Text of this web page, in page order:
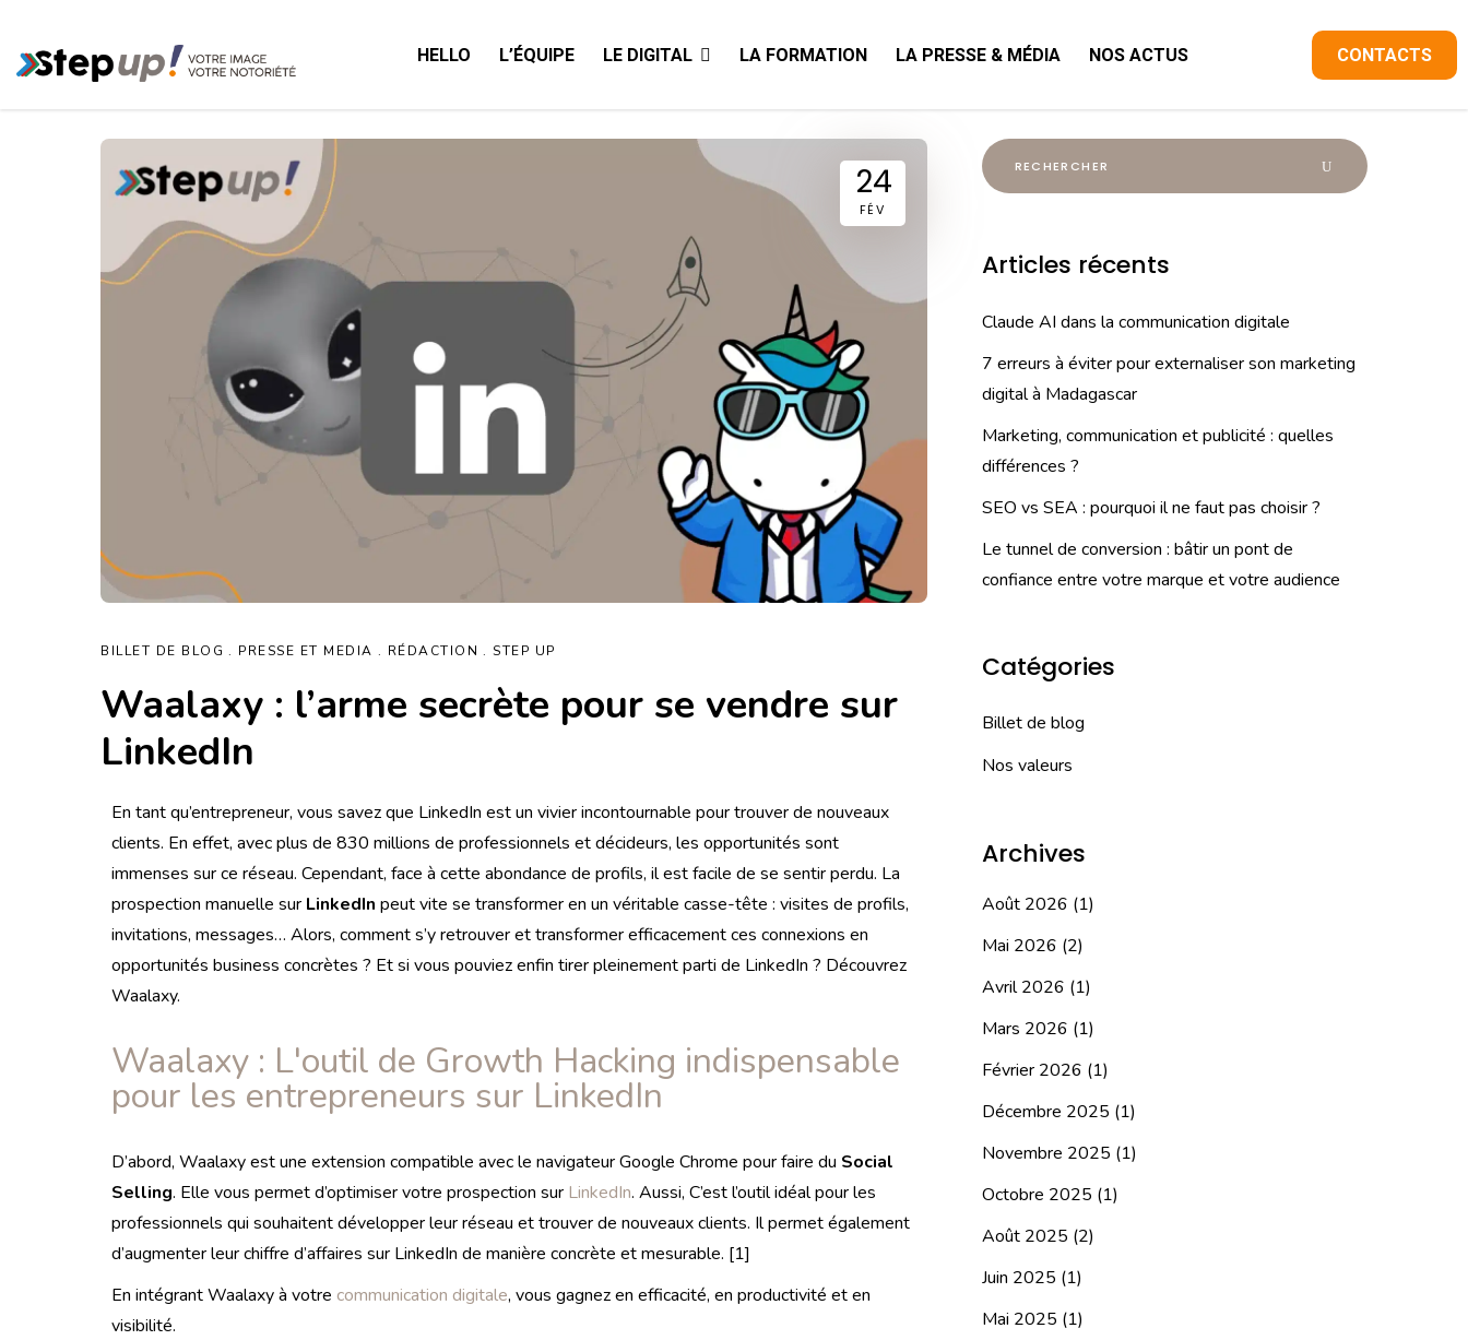
HELLO L’ÉQUIPE LE DIGITAL LA FORMATION LA PRESSE & MÉDIA NOS ACTUS CONTACTS
24
FÉV
BILLET DE BLOG PRESSE ET MEDIA RÉDACTION STEP UP
Waalaxy : l’arme secrète pour se vendre sur
LinkedIn
En tant qu’entrepreneur, vous savez que LinkedIn est un vivier incontournable pour trouver de nouveaux
clients. En effet, avec plus de 830 millions de professionnels et décideurs, les opportunités sont
immenses sur ce réseau. Cependant, face à cette abondance de profils, il est facile de se sentir perdu. La
prospection manuelle sur LinkedIn peut vite se transformer en un véritable casse-tête : visites de profils,
invitations, messages… Alors, comment s’y retrouver et transformer efficacement ces connexions en
opportunités business concrètes ? Et si vous pouviez enfin tirer pleinement parti de LinkedIn ? Découvrez
Waalaxy.
Waalaxy : L'outil de Growth Hacking indispensable
pour les entrepreneurs sur LinkedIn
D’abord, Waalaxy est une extension compatible avec le navigateur Google Chrome pour faire du Social
Selling. Elle vous permet d’optimiser votre prospection sur LinkedIn. Aussi, C’est l’outil idéal pour les
professionnels qui souhaitent développer leur réseau et trouver de nouveaux clients. Il permet également
d’augmenter leur chiffre d’affaires sur LinkedIn de manière concrète et mesurable. [1]
En intégrant Waalaxy à votre communication digitale, vous gagnez en efficacité, en productivité et en
visibilité.
Articles récents
Claude AI dans la communication digitale
7 erreurs à éviter pour externaliser son marketing
digital à Madagascar
Marketing, communication et publicité : quelles
différences ?
SEO vs SEA : pourquoi il ne faut pas choisir ?
Le tunnel de conversion : bâtir un pont de
confiance entre votre marque et votre audience
Catégories
Billet de blog
Nos valeurs
Archives
Août 2026 (1)
Mai 2026 (2)
Avril 2026 (1)
Mars 2026 (1)
Février 2026 (1)
Décembre 2025 (1)
Novembre 2025 (1)
Octobre 2025 (1)
Août 2025 (2)
Juin 2025 (1)
Mai 2025 (1)